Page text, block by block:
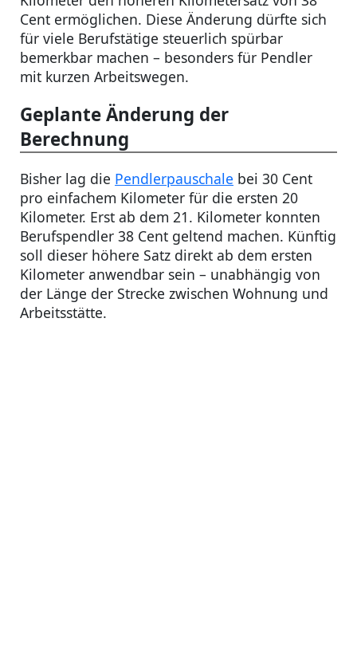
Cent ermöglichen. Diese Änderung dürfte sich
für viele Berufstätige steuerlich spürbar
bemerkbar machen – besonders für Pendler
mit kurzen Arbeitswegen.
Geplante Änderung der
Berechnung
Bisher lag die Pendlerpauschale bei 30 Cent
pro einfachem Kilometer für die ersten 20
Kilometer. Erst ab dem 21. Kilometer konnten
Berufspendler 38 Cent geltend machen. Künftig
soll dieser höhere Satz direkt ab dem ersten
Kilometer anwendbar sein – unabhängig von
der Länge der Strecke zwischen Wohnung und
Arbeitsstätte.